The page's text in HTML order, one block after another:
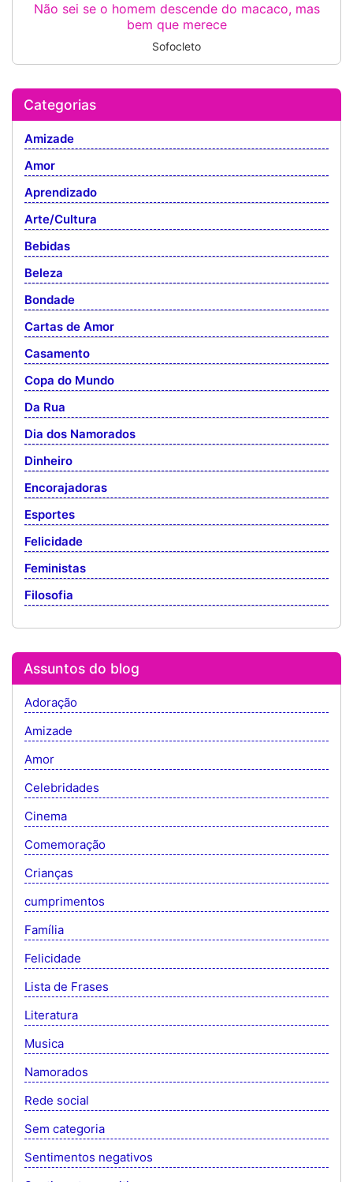
Não sei se o homem descende do macaco, mas
bem que merece
Sofocleto
Categorias
Amizade
Amor
Aprendizado
Arte/Cultura
Bebidas
Beleza
Bondade
Cartas de Amor
Casamento
Copa do Mundo
Da Rua
Dia dos Namorados
Dinheiro
Encorajadoras
Esportes
Felicidade
Feministas
Filosofia
Assuntos do blog
Adoração
Amizade
Amor
Celebridades
Cinema
Comemoração
Crianças
cumprimentos
Família
Felicidade
Lista de Frases
Literatura
Musica
Namorados
Rede social
Sem categoria
Sentimentos negativos